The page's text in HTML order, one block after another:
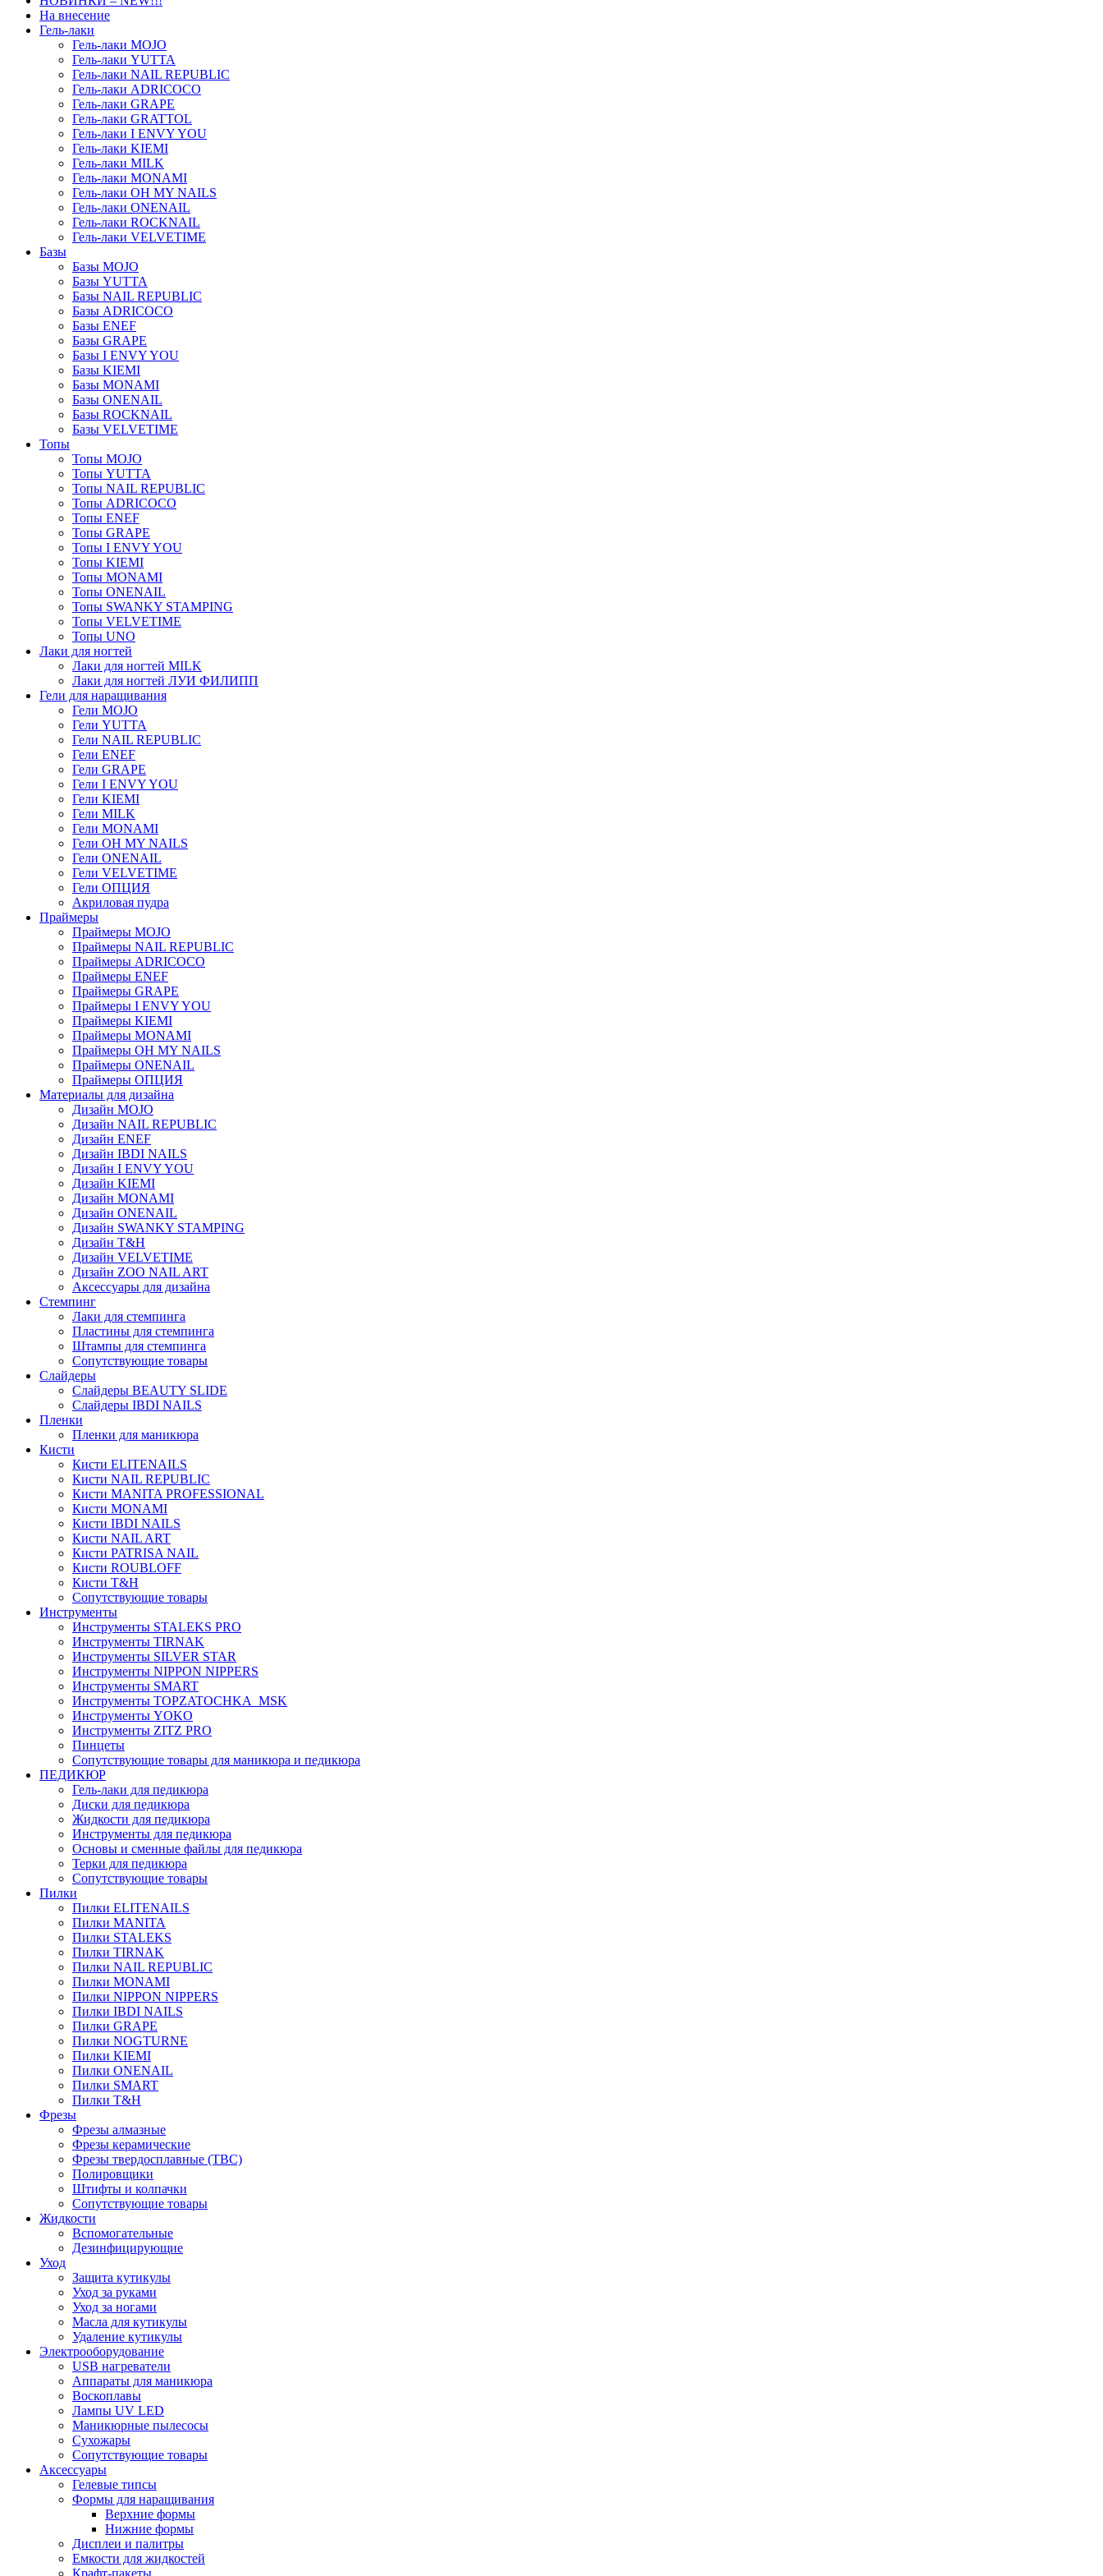
На внесение
Гель-лаки
Гель-лаки MOJO
Гель-лаки YUTTA
Гель-лаки NAIL REPUBLIC
Гель-лаки ADRICOCO
Гель-лаки GRAPE
Гель-лаки GRATTOL
Гель-лаки I ENVY YOU
Гель-лаки KIEMI
Гель-лаки MILK
Гель-лаки MONAMI
Гель-лаки OH MY NAILS
Гель-лаки ONENAIL
Гель-лаки ROCKNAIL
Гель-лаки VELVETIME
Базы
Базы MOJO
Базы YUTTA
Базы NAIL REPUBLIC
Базы ADRICOCO
Базы ENEF
Базы GRAPE
Базы I ENVY YOU
Базы KIEMI
Базы MONAMI
Базы ONENAIL
Базы ROCKNAIL
Базы VELVETIME
Топы
Топы MOJO
Топы YUTTA
Топы NAIL REPUBLIC
Топы ADRICOCO
Топы ENEF
Топы GRAPE
Топы I ENVY YOU
Топы KIEMI
Топы MONAMI
Топы ONENAIL
Топы SWANKY STAMPING
Топы VELVETIME
Топы UNO
Лаки для ногтей
Лаки для ногтей MILK
Лаки для ногтей ЛУИ ФИЛИПП
Гели для наращивания
Гели MOJO
Гели YUTTA
Гели NAIL REPUBLIC
Гели ENEF
Гели GRAPE
Гели I ENVY YOU
Гели KIEMI
Гели MILK
Гели MONAMI
Гели OH MY NAILS
Гели ONENAIL
Гели VELVETIME
Гели ОПЦИЯ
Акриловая пудра
Праймеры
Праймеры MOJO
Праймеры NAIL REPUBLIC
Праймеры ADRICOCO
Праймеры ENEF
Праймеры GRAPE
Праймеры I ENVY YOU
Праймеры KIEMI
Праймеры MONAMI
Праймеры OH MY NAILS
Праймеры ONENAIL
Праймеры ОПЦИЯ
Материалы для дизайна
Дизайн MOJO
Дизайн NAIL REPUBLIC
Дизайн ENEF
Дизайн IBDI NAILS
Дизайн I ENVY YOU
Дизайн KIEMI
Дизайн MONAMI
Дизайн ONENAIL
Дизайн SWANKY STAMPING
Дизайн T&H
Дизайн VELVETIME
Дизайн ZOO NAIL ART
Аксессуары для дизайна
Стемпинг
Лаки для стемпинга
Пластины для стемпинга
Штампы для стемпинга
Сопутствующие товары
Слайдеры
Слайдеры BEAUTY SLIDE
Слайдеры IBDI NAILS
Пленки
Пленки для маникюра
Кисти
Кисти ELITENAILS
Кисти NAIL REPUBLIC
Кисти MANITA PROFESSIONAL
Кисти MONAMI
Кисти IBDI NAILS
Кисти NAIL ART
Кисти PATRISA NAIL
Кисти ROUBLOFF
Кисти T&H
Сопутствующие товары
Инструменты
Инструменты STALEKS PRO
Инструменты TIRNAK
Инструменты SILVER STAR
Инструменты NIPPON NIPPERS
Инструменты SMART
Инструменты TOPZATOCHKA_MSK
Инструменты YOKO
Инструменты ZITZ PRO
Пинцеты
Сопутствующие товары для маникюра и педикюра
ПЕДИКЮР
Гель-лаки для педикюра
Диски для педикюра
Жидкости для педикюра
Инструменты для педикюра
Основы и сменные файлы для педикюра
Терки для педикюра
Сопутствующие товары
Пилки
Пилки ELITENAILS
Пилки MANITA
Пилки STALEKS
Пилки TIRNAK
Пилки NAIL REPUBLIC
Пилки MONAMI
Пилки NIPPON NIPPERS
Пилки IBDI NAILS
Пилки GRAPE
Пилки NOGTURNE
Пилки KIEMI
Пилки ONENAIL
Пилки SMART
Пилки T&H
Фрезы
Фрезы алмазные
Фрезы керамические
Фрезы твердосплавные (ТВС)
Полировщики
Штифты и колпачки
Сопутствующие товары
Жидкости
Вспомогательные
Дезинфицирующие
Уход
Защита кутикулы
Уход за руками
Уход за ногами
Масла для кутикулы
Удаление кутикулы
Электрооборудование
USB нагреватели
Аппараты для маникюра
Воскоплавы
Лампы UV LED
Маникюрные пылесосы
Сухожары
Сопутствующие товары
Аксессуары
Гелевые типсы
Формы для наращивания
Верхние формы
Нижние формы
Дисплеи и палитры
Емкости для жидкостей
Крафт-пакеты